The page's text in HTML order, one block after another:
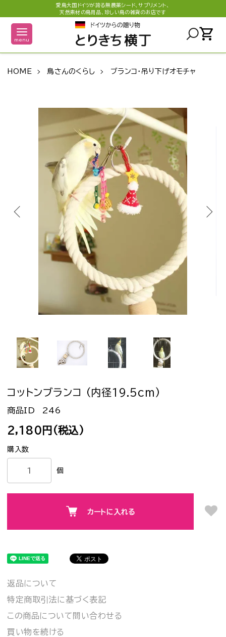
愛鳥大国ドイツが誇る無農薬シード、サプリメント、
天然素材の鳥用品、珍しい鳥の雑貨のお店です
menu shopping_cart
HOME 鳥さんのくらし ブランコ・吊り下げオモチャ
コットンブランコ (内径19.5cm)
246
2,180円(税込)
個
カートに入れる
返品について
特定商取引法に基づく表記
この商品について問い合わせる
買い物を続ける